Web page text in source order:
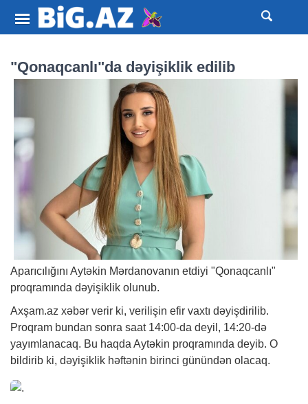
"Qonaqcanlı"da dəyişiklik edilib
Aparıcılığını Aytəkin Mərdanovanın etdiyi "Qonaqcanlı"
proqramında dəyişiklik olunub.
Axşam.az xəbər verir ki, verilişin efir vaxtı dəyişdirilib.
Proqram bundan sonra saat 14:00-da deyil, 14:20-də
yayımlanacaq. Bu haqda Aytəkin proqramında deyib. O
bildirib ki, dəyişiklik həftənin birinci günündən olacaq.